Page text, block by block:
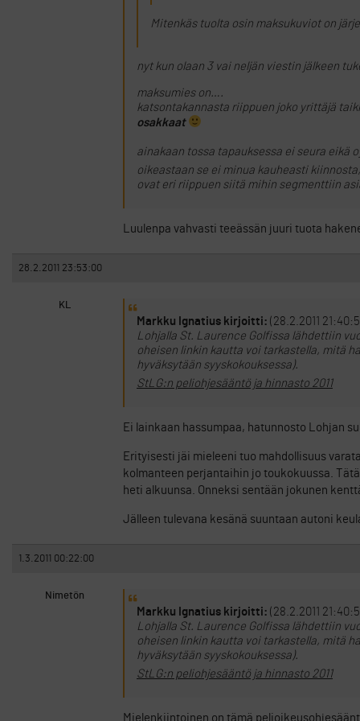
Mitenkäs tuolta osin maksukuviot on
nyt kun olaan 3 vai neljän viestin jälkeen
maksumies on….
katsontakannasta riippuen joko yrittäjä
osakkaat
ainakaan tossa tapauksessa ei seura eikä
oikeastaan se ei minua kauheasti
ovat eri riippuen siitä mihin segmenttiin
Luulenpa vahvasti teeässän juuri tuota
28.2.2011 23:53:00
KL
Markku Ignatius kirjoitti: (28.2.2011
Lohjalla St. Laurence Golfissa lähdettiin
oheisen linkin kautta voi tarkastella, mitä
hyväksytään syyskokouksessa).
StLG:n peliohjesääntö ja hinnasto 2011
Ei lainkaan hassumpaa, hatunnosto Lohjan
Erityisesti jäi mieleeni tuo mahdollisuus
kolmanteen perjantaihin jo toukokuussa.
heti alkuunsa. Onneksi sentään jokunen
Jälleen tulevana kesänä suuntaan autoni
1.3.2011 00:22:00
Nimetön
Markku Ignatius kirjoitti: (28.2.2011
Lohjalla St. Laurence Golfissa lähdettiin
oheisen linkin kautta voi tarkastella, mitä
hyväksytään syyskokouksessa).
StLG:n peliohjesääntö ja hinnasto 2011
Mielenkiintoinen on tämä